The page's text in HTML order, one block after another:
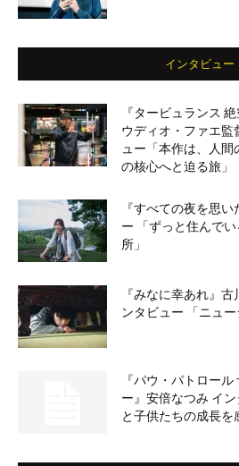
インタビュー
『タービュランス
ウディオ・ファエ監
ュー「本作は、人間
の核心へと迫る旅」
『すべての夜を思
ー 「ずっと住んで
所」
『みなに幸あれ』
ンタビュー 「ニュー
『パウ・パトロー
ー』安倍なつみ イ
と子供たちの成長を